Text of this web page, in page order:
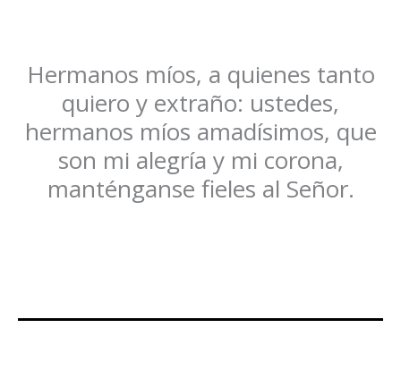
Hermanos míos, a quienes tanto
quiero y extraño: ustedes,
hermanos míos amadísimos, que
son mi alegría y mi corona,
manténganse fieles al Señor.